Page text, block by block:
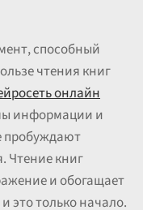
способный
чтения книг
онлайн
информации и
пробуждают
Чтение книг
и обогащает
это только начало.